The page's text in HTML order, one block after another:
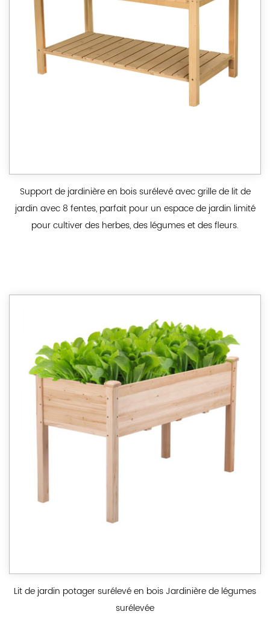
Support de jardinière en bois surélevé avec grille de lit de
jardin avec 8 fentes, parfait pour un espace de jardin limité
pour cultiver des herbes, des légumes et des fleurs.
Lit de jardin potager surélevé en bois Jardinière de légumes
surélevée